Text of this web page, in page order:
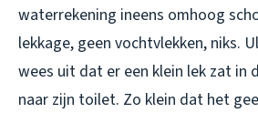
waterrekening ineens omhoog
lekkage, geen vochtvlekken, niks.
wees uit dat er een klein lek zat in
naar zijn toilet. Zo klein dat het